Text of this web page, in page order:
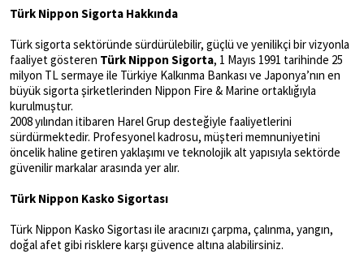
Türk Nippon Sigorta Hakkında
Türk sigorta sektöründe sürdürülebilir, güçlü ve yenilikçi bir vizyonla
faaliyet gösteren Türk Nippon Sigorta, 1 Mayıs 1991 tarihinde 25
milyon TL sermaye ile Türkiye Kalkınma Bankası ve Japonya’nın en
büyük sigorta şirketlerinden Nippon Fire & Marine ortaklığıyla
kurulmuştur.
2008 yılından itibaren Harel Grup desteğiyle faaliyetlerini
sürdürmektedir. Profesyonel kadrosu, müşteri memnuniyetini
öncelik haline getiren yaklaşımı ve teknolojik alt yapısıyla sektörde
güvenilir markalar arasında yer alır.
Türk Nippon Kasko Sigortası
Türk Nippon Kasko Sigortası ile aracınızı çarpma, çalınma, yangın,
doğal afet gibi risklere karşı güvence altına alabilirsiniz.